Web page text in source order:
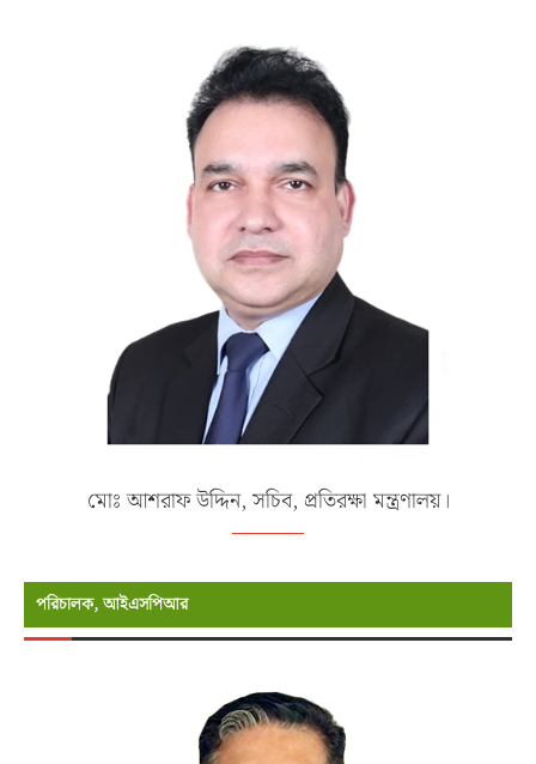
মোঃ আশরাফ উদ্দিন, সচিব, প্রতিরক্ষা মন্ত্রণালয়।
পরিচালক, আইএসপিআর